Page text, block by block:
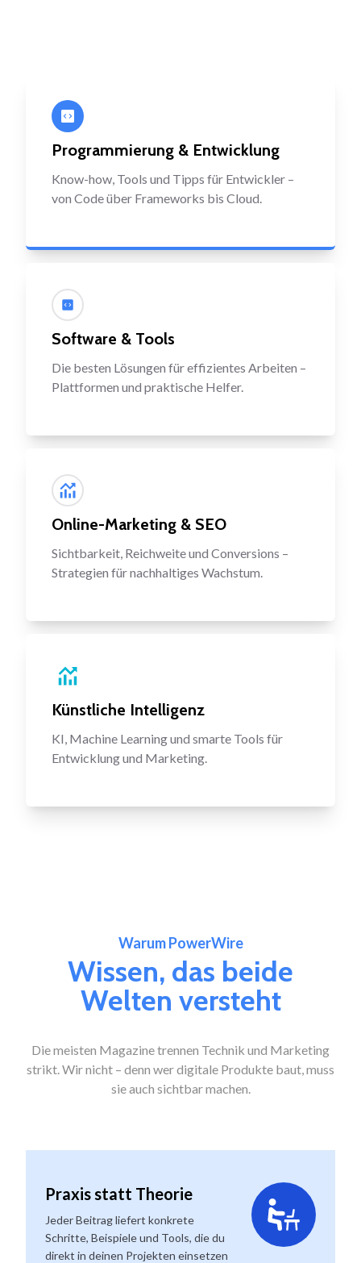
Programmierung & Entwicklung
Know-how, Tools und Tipps für Entwickler –
von Code über Frameworks bis Cloud.
Software & Tools
Die besten Lösungen für effizientes Arbeiten –
Plattformen und praktische Helfer.
Online-Marketing & SEO
Sichtbarkeit, Reichweite und Conversions –
Strategien für nachhaltiges Wachstum.
Künstliche Intelligenz
KI, Machine Learning und smarte Tools für
Entwicklung und Marketing.
Warum PowerWire
Wissen, das beide
Welten versteht
Die meisten Magazine trennen Technik und Marketing
strikt. Wir nicht – denn wer digitale Produkte baut, muss
sie auch sichtbar machen.
Praxis statt Theorie
Jeder Beitrag liefert konkrete
Schritte, Beispiele und Tools, die du
direkt in deinen Projekten einsetzen